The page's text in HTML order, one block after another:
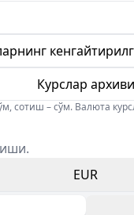
Курслар архиви
сотиш – сўм. Валюта
EUR